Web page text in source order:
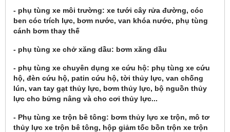
- phụ tùng xe môi trường: xe tưới cây rửa đường, cóc
ben cóc trích lực, bơm nước, van khóa nước, phụ tùng
cánh bơm thay thế
- phụ tùng xe chở xăng dầu: bơm xăng dầu
- phụ tùng xe chuyên dụng xe cứu hộ: phụ tùng xe cứu
hộ, đèn cứu hộ, patin cứu hộ, tời thủy lực, van chống
lún, van tay gạt thủy lực, bơm thủy lực, bộ nguồn thủy
lực cho bửng nâng và cho cơi thủy lực...
- Phụ tùng xe trộn bê tông: bơm thủy lực xe trộn, mô tơ
thủy lực xe trộn bê tông, hộp giảm tốc bồn trộn xe trộn